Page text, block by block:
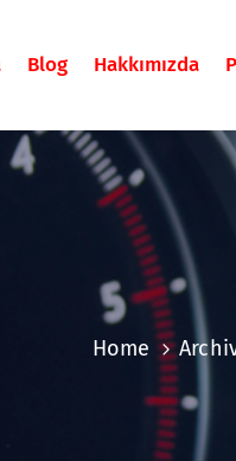
Blog Hakkımızda
Home